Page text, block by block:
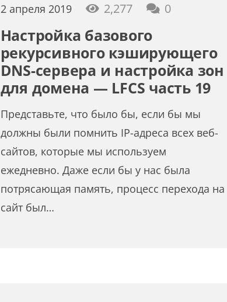
2 апреля 2019 2,277 0
Настройка базового
рекурсивного кэширующего
DNS-сервера и настройка зон
для домена — LFCS часть 19
Представьте, что было бы, если бы мы
должны были помнить IP-адреса всех веб-
сайтов, которые мы используем
ежедневно. Даже если бы у нас была
потрясающая память, процесс перехода на
сайт был…